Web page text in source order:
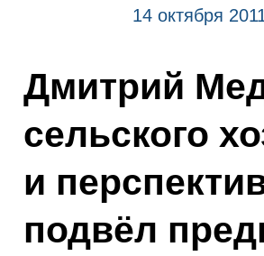
14 октября
Дмитрий
сельского
и
подвёл